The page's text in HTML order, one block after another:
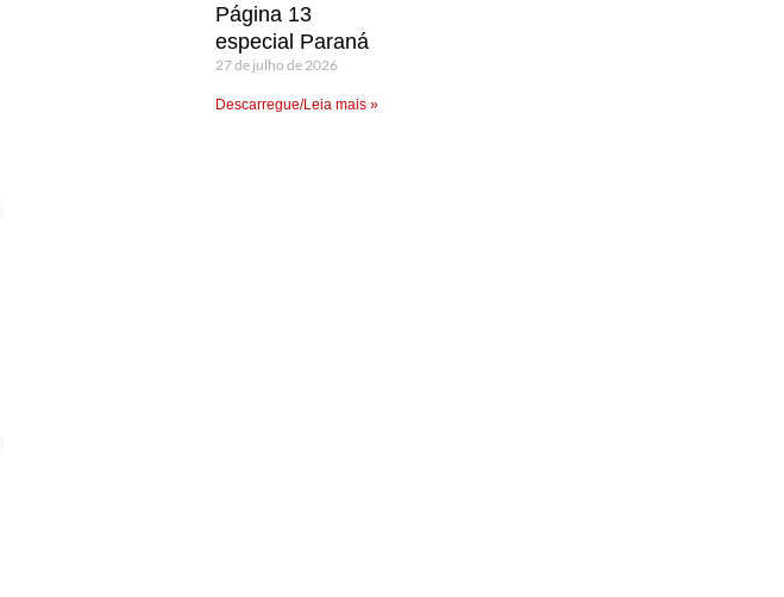
Página 13
especial Paraná
27 de julho de 2026
Descarregue/Leia mais »